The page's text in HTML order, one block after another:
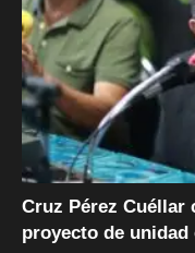
Cruz Pérez Cuéllar
proyecto de unidad